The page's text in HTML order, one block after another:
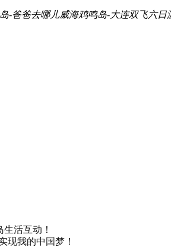
-爸爸去哪儿威海鸡鸣岛-大连双飞六日
生活互动！
我的中国梦！